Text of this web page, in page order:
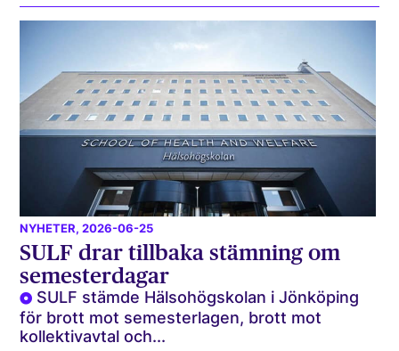
NYHETER, 2026-06-25
SULF drar tillbaka stämning om
semesterdagar
SULF stämde Hälsohögskolan i Jönköping
för brott mot semesterlagen, brott mot
kollektivavtal och...